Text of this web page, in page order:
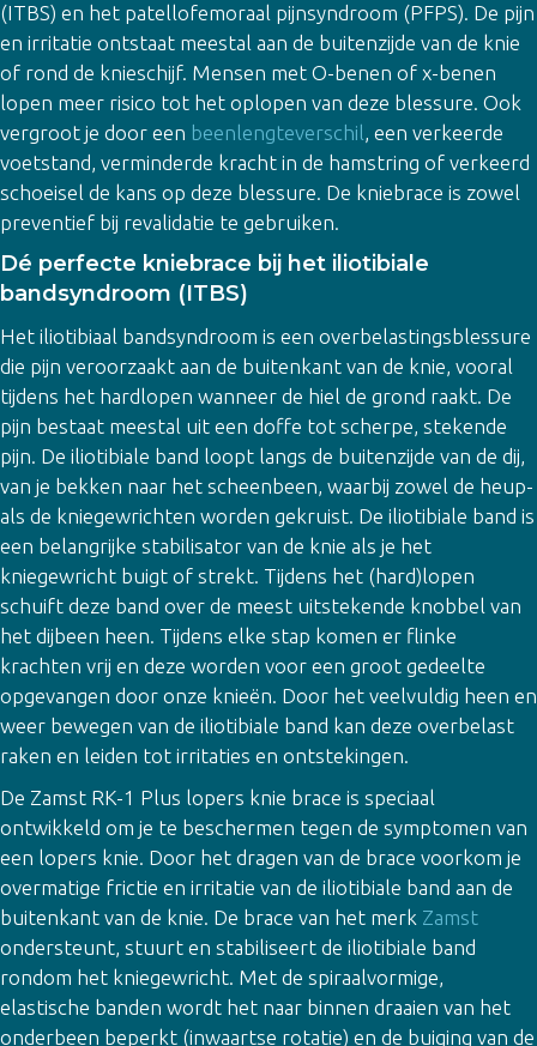
(ITBS) en het patellofemoraal pijnsyndroom (PFPS). De pijn
en irritatie ontstaat meestal aan de buitenzijde van de knie
of rond de knieschijf. Mensen met O-benen of x-benen
lopen meer risico tot het oplopen van deze blessure. Ook
vergroot je door een beenlengteverschil , een verkeerde
voetstand, verminderde kracht in de hamstring of verkeerd
schoeisel de kans op deze blessure. De kniebrace is zowel
preventief bij revalidatie te gebruiken.
Dé perfecte kniebrace bij het iliotibiale
bandsyndroom (ITBS)
Het iliotibiaal bandsyndroom is een overbelastingsblessure
die pijn veroorzaakt aan de buitenkant van de knie, vooral
tijdens het hardlopen wanneer de hiel de grond raakt. De
pijn bestaat meestal uit een doffe tot scherpe, stekende
pijn. De iliotibiale band loopt langs de buitenzijde van de dij,
van je bekken naar het scheenbeen, waarbij zowel de heup-
als de kniegewrichten worden gekruist. De iliotibiale band is
een belangrijke stabilisator van de knie als je het
kniegewricht buigt of strekt. Tijdens het (hard)lopen
schuift deze band over de meest uitstekende knobbel van
het dijbeen heen. Tijdens elke stap komen er flinke
krachten vrij en deze worden voor een groot gedeelte
opgevangen door onze knieën. Door het veelvuldig heen en
weer bewegen van de iliotibiale band kan deze overbelast
raken en leiden tot irritaties en ontstekingen.
De Zamst RK-1 Plus lopers knie brace is speciaal
ontwikkeld om je te beschermen tegen de symptomen van
een lopers knie. Door het dragen van de brace voorkom je
overmatige frictie en irritatie van de iliotibiale band aan de
buitenkant van de knie. De brace van het merk Zamst
ondersteunt, stuurt en stabiliseert de iliotibiale band
rondom het kniegewricht. Met de spiraalvormige,
elastische banden wordt het naar binnen draaien van het
onderbeen beperkt (inwaartse rotatie) en de buiging van de